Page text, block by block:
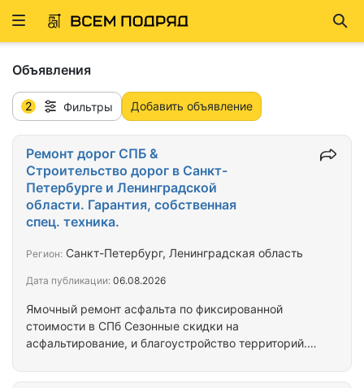
Развернуть
Объявления
2 Фильтры Добавить объявление
Ямочный ремонт асфальта по фиксированной
стоимости в СПб Сезонные скидки на
асфальтирование, и благоустройство территорий.
Ремонт дорог СПБ &
Строительство дорог в Санкт-
Петербурге и Ленинградской
области. Гарантия, собственная
спец. техника.
Регион: Санкт-Петербург, Ленинградская область
Дата публикации: 06.08.2026